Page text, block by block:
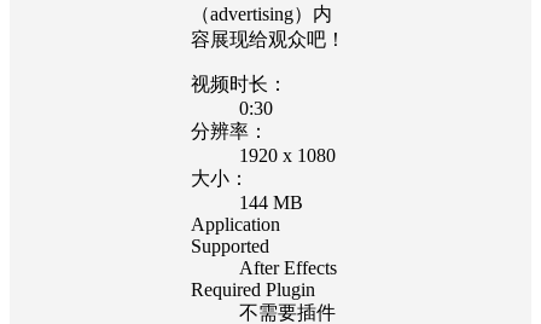
（advertising）内
容展现给观众吧！
视频时长：
0:30
分辨率：
1920 x 1080
大小：
144 MB
Application
Supported
After Effects
Required Plugin
不需要插件